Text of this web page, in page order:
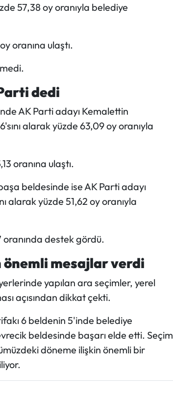
57,38 oy oranıyla belediye
oranına ulaştı.
dedi
AK Parti adayı Kemalettin
alarak yüzde 63,09 oy oranıyla
oranına ulaştı.
beldesinde ise AK Parti adayı
alarak yüzde 51,62 oy oranıyla
oranında destek gördü.
mesajlar verdi
yapılan ara seçimler, yerel
açısından dikkat çekti.
6 beldenin 5'inde belediye
beldesinde başarı elde etti. Seçim
döneme ilişkin önemli bir